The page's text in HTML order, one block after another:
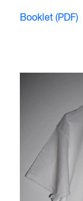
Booklet (PDF)